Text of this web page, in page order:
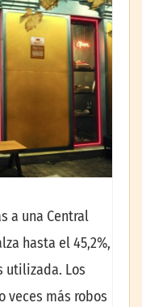
a una Central
hasta el 45,2%,
utilizada. Los
veces más robos